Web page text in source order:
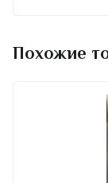
Похожие